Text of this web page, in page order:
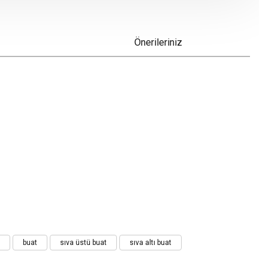
Önerileriniz
buat sıva üstü buat sıva altı buat